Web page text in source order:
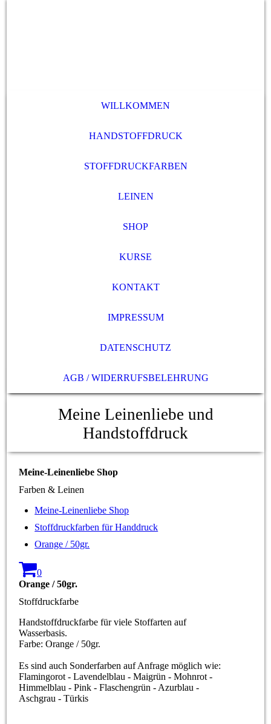
WILLKOMMEN
HANDSTOFFDRUCK
STOFFDRUCKFARBEN
LEINEN
SHOP
KURSE
KONTAKT
IMPRESSUM
DATENSCHUTZ
AGB / WIDERRUFSBELEHRUNG
Meine Leinenliebe und
Handstoffdruck
Meine-Leinenliebe Shop
Farben & Leinen
Meine-Leinenliebe Shop
Stoffdruckfarben für Handdruck
Orange / 50gr.
0
Orange / 50gr.
Stoffdruckfarbe
Handstoffdruckfarbe für viele Stoffarten auf
Wasserbasis.
Farbe: Orange / 50gr.
Es sind auch Sonderfarben auf Anfrage möglich wie:
Flamingorot - Lavendelblau - Maigrün - Mohnrot -
Himmelblau - Pink - Flaschengrün - Azurblau -
Aschgrau - Türkis